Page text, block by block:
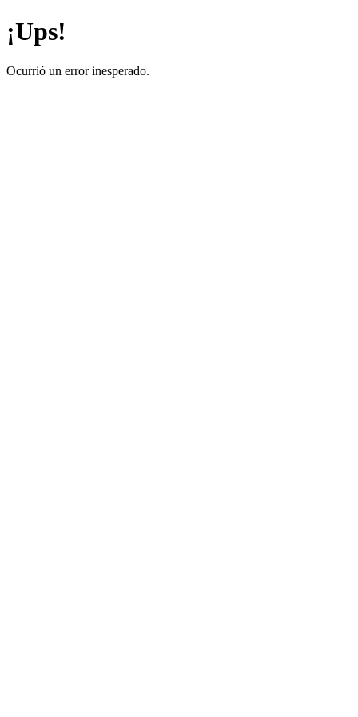
¡Ups!
Ocurrió un error inesperado.